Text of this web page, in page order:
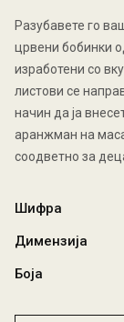
Разубавете го
црвени бобинки
изработени со
листови се
начин да ја
аранжман на
соодветно за
Шифра
Димензија
Боја